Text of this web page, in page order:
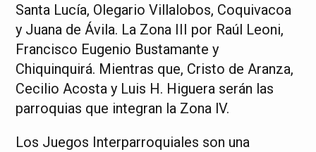
Santa Lucía, Olegario Villalobos, Coquivacoa
y Juana de Ávila. La Zona III por Raúl Leoni,
Francisco Eugenio Bustamante y
Chiquinquirá. Mientras que, Cristo de Aranza,
Cecilio Acosta y Luis H. Higuera serán las
parroquias que integran la Zona lV.
Los Juegos Interparroquiales son una